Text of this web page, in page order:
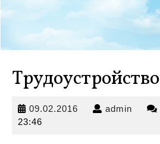
Трудоустройство
09.02.2016 09.02.2016
admin admin
23:46